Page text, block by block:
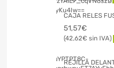
CAJA RELES
51,57€
42,62€
REJILLA